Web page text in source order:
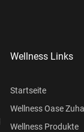
Wellness Links
Startseite
Wellness Oase
Wellness Produkte